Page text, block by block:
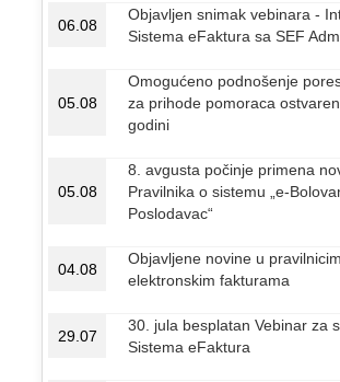
06.08
Objavljen snimak vebinara -
Sistema eFaktura sa SEF
05.08
Omogućeno podnošenje
za prihode pomoraca
godini
05.08
8. avgusta počinje primena
Pravilnika o sistemu „e-
Poslodavac“
04.08
Objavljene novine u
elektronskim fakturama
29.07
30. jula besplatan Vebinar za
Sistema eFaktura